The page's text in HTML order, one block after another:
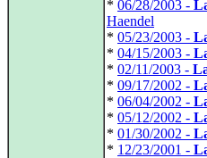
* 06/28/2003 -
Haendel
* 05/23/2003 -
* 04/15/2003 -
* 02/11/2003 -
* 09/17/2002 -
* 06/04/2002 -
* 05/12/2002 -
* 01/30/2002 -
* 12/23/2001 -